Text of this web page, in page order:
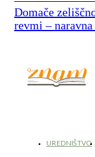
Domače
revmi –
UREDNIŠTVO